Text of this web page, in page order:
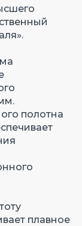
полотна
плавное